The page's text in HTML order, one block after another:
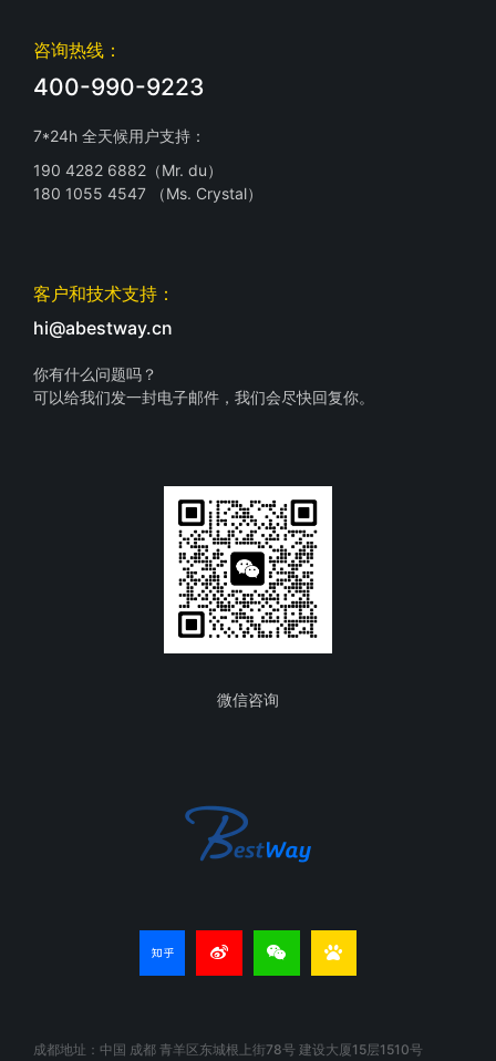
咨询热线：
400-990-9223
7*24h 全天候用户支持：
190 4282 6882（Mr. du）
180 1055 4547 （Ms. Crystal）
客户和技术支持：
hi@abestway.cn
你有什么问题吗？
可以给我们发一封电子邮件，我们会尽快回复你。
微信咨询
成都地址：中国 成都 青羊区东城根上街78号 建设大厦15层1510号